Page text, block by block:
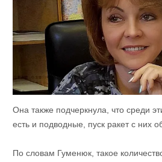
Она также подчеркнула, что среди
есть и подводные, пуск ракет с них
По словам Гуменюк, такое